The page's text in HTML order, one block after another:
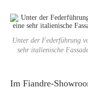
Unter der Federführung
sehr italienische
Im Fiandre-